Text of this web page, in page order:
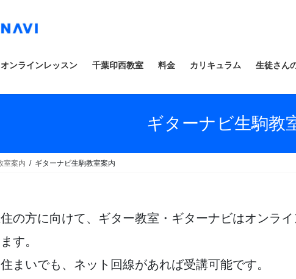
オンラインレッスン 千葉印西教室 料金 カリキュラム 生徒さん
ギターナビ生駒教
室案内 ギターナビ生駒教室案内
の方に向けて、ギター教室・ギターナビはオンライ
す。
まいでも、ネット回線があれば受講可能です。